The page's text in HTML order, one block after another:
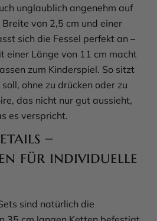
unglaublich angenehm auf
von 2,5 cm und einer
sich die Fessel perfekt an –
einer Länge von 11 cm macht
zum Kinderspiel. So sitzt
ohne zu drücken oder zu
das nicht nur gut aussieht,
es verspricht.
–
für individuelle
sind natürlich die